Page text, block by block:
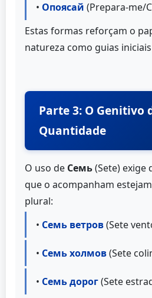
• Опоясай (Prepara-me/
Estas formas reforçam o
natureza como guias
Parte 3: O Genitivo
Quantidade
O uso de Семь(Sete) exige
que o acompanham
plural:
• Семь ветров(Sete
• Семь холмов(Sete
• Семь дорог(Sete